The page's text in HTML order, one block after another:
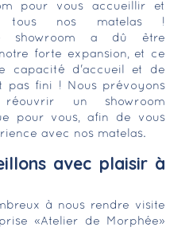
pour vous accueillir et
tous nos matelas !
showroom a dû être
forte expansion, et ce
capacité d'accueil et de
pas fini ! Nous prévoyons
un showroom
pour vous, afin de vous
avec nos matelas.
avec plaisir à
à nous rendre visite
«Atelier de Morphée»